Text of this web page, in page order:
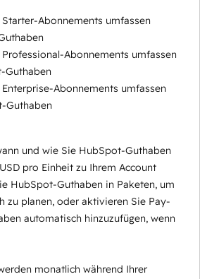
Abonnements umfassen
Abonnements umfassen
Guthaben
Abonnements umfassen
Guthaben
und wie Sie HubSpot-Guthaben
pro Einheit zu Ihrem Account
HubSpot-Guthaben in Paketen, um
zu planen, oder aktivieren Sie Pay-
automatisch hinzuzufügen, wenn
monatlich während Ihrer